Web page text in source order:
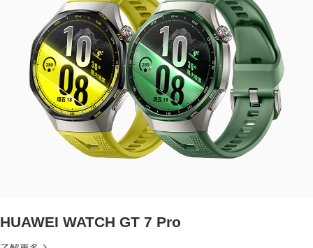
HUAWEI WATCH GT 7 Pro